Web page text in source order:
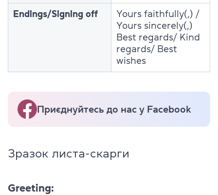
Endings/Signing off
Yours faithfully(,) /
Yours sincerely(,)
Best regards/ Kind
regards/ Best
wishes
Приєднуйтесь до нас у Facebook
Зразок листа-скарги
Greeting: